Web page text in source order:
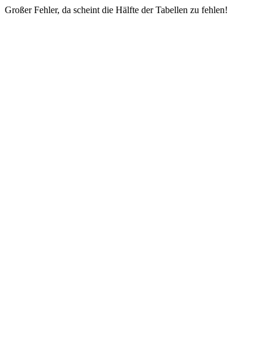
Großer Fehler, da scheint die Hälfte der Tabellen zu fehlen!